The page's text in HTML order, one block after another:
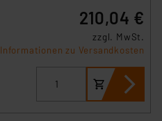
210,04 €
zzgl. MwSt.
Informationen zu Versandkosten